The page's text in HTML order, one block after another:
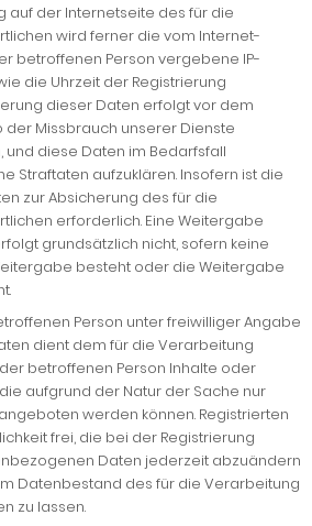
auf der Internetseite des für die
wird ferner die vom Internet-
betroffenen Person vergebene IP-
die Uhrzeit der Registrierung
dieser Daten erfolgt vor dem
der Missbrauch unserer Dienste
diese Daten im Bedarfsfall
Straftaten aufzuklären. Insofern ist die
zur Absicherung des für die
erforderlich. Eine Weitergabe
grundsätzlich nicht, sofern keine
besteht oder die Weitergabe
Person unter freiwilliger Angabe
dient dem für die Verarbeitung
betroffenen Person Inhalte oder
aufgrund der Natur der Sache nur
werden können. Registrierten
frei, die bei der Registrierung
Daten jederzeit abzuändern
Datenbestand des für die Verarbeitung
zu lassen.